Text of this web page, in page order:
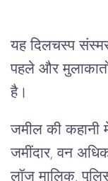
यह दिलचस्प
पहले और
है।
जमील की कहानी
जमींदार, वन
लॉज मालिक,